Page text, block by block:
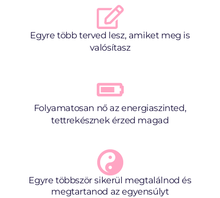
Egyre több terved lesz, amiket meg is
valósítasz
Folyamatosan nő az energiaszinted,
tettrekésznek érzed magad
Egyre többször sikerül megtalálnod és
megtartanod az egyensúlyt